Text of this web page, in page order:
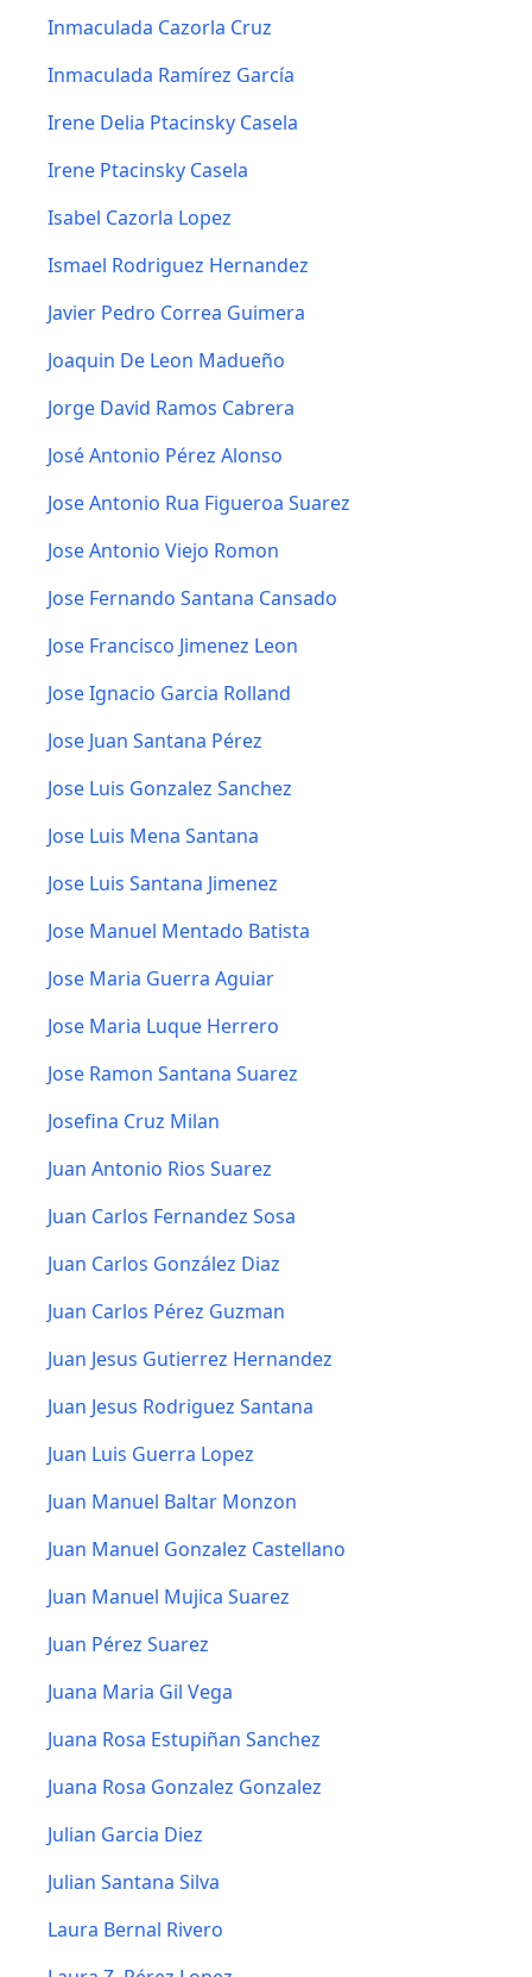
Inmaculada Cazorla Cruz
Inmaculada Ramírez García
Irene Delia Ptacinsky Casela
Irene Ptacinsky Casela
Isabel Cazorla Lopez
Ismael Rodriguez Hernandez
Javier Pedro Correa Guimera
Joaquin De Leon Madueño
Jorge David Ramos Cabrera
José Antonio Pérez Alonso
Jose Antonio Rua Figueroa Suarez
Jose Antonio Viejo Romon
Jose Fernando Santana Cansado
Jose Francisco Jimenez Leon
Jose Ignacio Garcia Rolland
Jose Juan Santana Pérez
Jose Luis Gonzalez Sanchez
Jose Luis Mena Santana
Jose Luis Santana Jimenez
Jose Manuel Mentado Batista
Jose Maria Guerra Aguiar
Jose Maria Luque Herrero
Jose Ramon Santana Suarez
Josefina Cruz Milan
Juan Antonio Rios Suarez
Juan Carlos Fernandez Sosa
Juan Carlos González Diaz
Juan Carlos Pérez Guzman
Juan Jesus Gutierrez Hernandez
Juan Jesus Rodriguez Santana
Juan Luis Guerra Lopez
Juan Manuel Baltar Monzon
Juan Manuel Gonzalez Castellano
Juan Manuel Mujica Suarez
Juan Pérez Suarez
Juana Maria Gil Vega
Juana Rosa Estupiñan Sanchez
Juana Rosa Gonzalez Gonzalez
Julian Garcia Diez
Julian Santana Silva
Laura Bernal Rivero